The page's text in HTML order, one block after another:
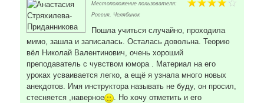
Местоположение пользователя:
Россия, Челябинск
Пошла учиться случайно, проходила
мимо, зашла и записалась. Осталась довольна. Теорию
вёл Николай Валентинович, очень хороший
преподаватель с чувством юмора . Материал на его
уроках усваивается легко, а ещё я узнала много новых
анекдотов. Имя инструктора называть не буду, он просил,
стесняется ,наверное
. Но хочу отметить и его